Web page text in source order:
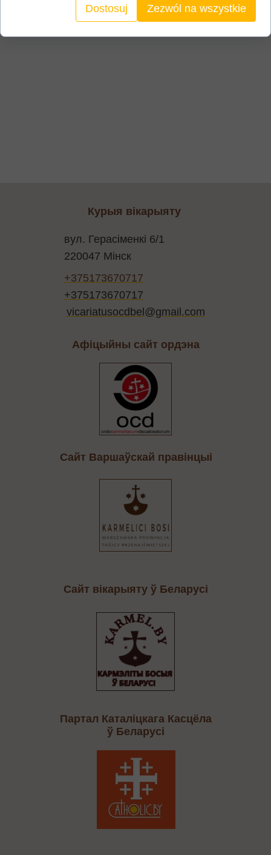
вул. Герасіменкі 6/1
220047 Мінск
Сайт вікарыяту ў Беларусі
Партал Каталіцкага Касцёла
ў Беларусі
Афіцыйны сайт ордэна
+375173670717
+375173670717
vicariatusocdbel@gmail.com
Курыя вікарыяту
Cайт Варшаўскай правінцыі
Dostosuj Zezwól na wszystkie